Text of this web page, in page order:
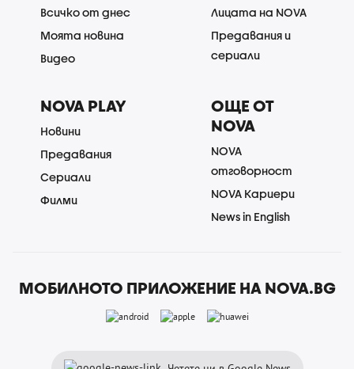
Всичко от днес
Моята новина
Видео
Лицата на NOVA
Предавания и
сериали
NOVA PLAY
Новини
Предавания
Сериали
Филми
ОЩЕ ОТ
NOVA
NOVA
отговорност
NOVA Кариери
News in English
МОБИЛНОТО ПРИЛОЖЕНИЕ НА NOVA.BG